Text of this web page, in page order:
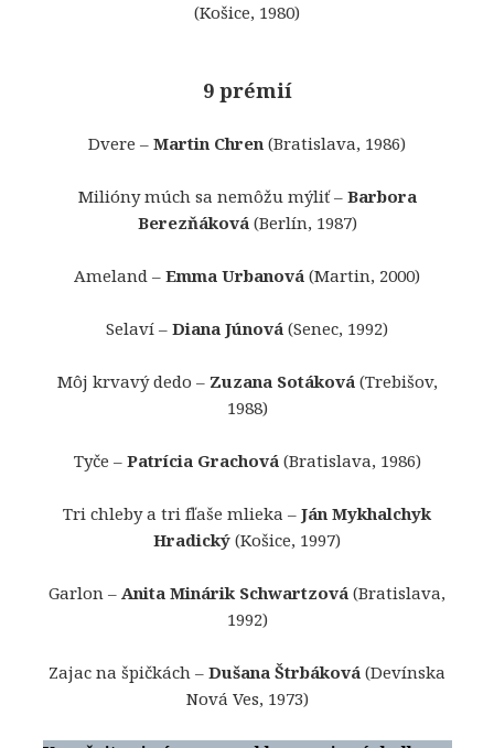
(Košice, 1980)
9 prémií
Dvere – Martin Chren (Bratislava, 1986)
Milióny múch sa nemôžu mýliť – Barbora
Berezňáková(Berlín, 1987)
Ameland – Emma Urbanová (Martin, 2000)
Selaví – Diana Júnová (Senec, 1992)
Môj krvavý dedo – Zuzana Sotáková(Trebišov,
1988)
Tyče – Patrícia Grachová(Bratislava, 1986)
Tri chleby a tri fľaše mlieka – Ján Mykhalchyk
Hradický (Košice, 1997)
Garlon – Anita Minárik Schwartzová (Bratislava,
1992)
Zajac na špičkách – Dušana Štrbáková (Devínska
Nová Ves, 1973)